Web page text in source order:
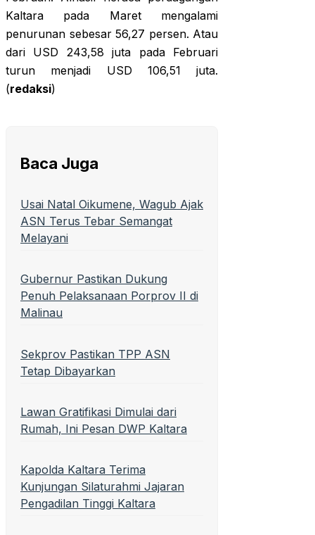
Kaltara pada Maret mengalami
penurunan sebesar 56,27 persen. Atau
dari USD 243,58 juta pada Februari
turun menjadi USD 106,51 juta.
(redaksi)
Baca Juga
Usai Natal Oikumene, Wagub Ajak
ASN Terus Tebar Semangat
Melayani
Gubernur Pastikan Dukung
Penuh Pelaksanaan Porprov II di
Malinau
Sekprov Pastikan TPP ASN
Tetap Dibayarkan
Lawan Gratifikasi Dimulai dari
Rumah, Ini Pesan DWP Kaltara
Kapolda Kaltara Terima
Kunjungan Silaturahmi Jajaran
Pengadilan Tinggi Kaltara